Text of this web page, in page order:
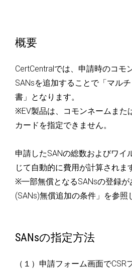
概要
CertCentralでは、申請時のコモ
SANsを追加することで「マル
書」となります。
※EV製品は、コモンネームまた
カードを指定できません。
申請したSANの総数およびワイ
じて自動的に費用が計算されま
※一部無償となるSANsの登録が
(SANs)無償追加の条件」を参照
SANsの指定方法
（１）申請フォーム画面で